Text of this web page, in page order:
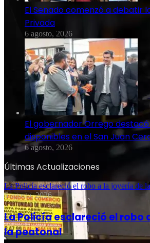
El Senado comenzó a debatir
Privada
6 agosto, 2026
El gobernador Orrego
disponibles en el San Juan
6 agosto, 2026
Últimas Actualizaciones
La Policía esclareció el robo a la joyería de
6 agosto, 2026
La Policía esclareció el robo
la peatonal